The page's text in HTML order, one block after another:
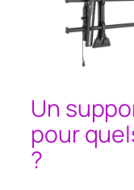
Un
pour
?